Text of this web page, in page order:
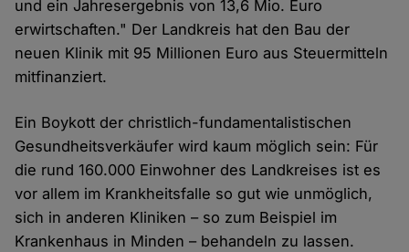
und ein Jahresergebnis von 13,6 Mio. Euro
erwirtschaften." Der Landkreis hat den Bau der
neuen Klinik mit 95 Millionen Euro aus Steuermitteln
mitfinanziert.
Ein Boykott der christlich-fundamentalistischen
Gesundheitsverkäufer wird kaum möglich sein: Für
die rund 160.000 Einwohner des Landkreises ist es
vor allem im Krankheitsfalle so gut wie unmöglich,
sich in anderen Kliniken – so zum Beispiel im
Krankenhaus in Minden – behandeln zu lassen.